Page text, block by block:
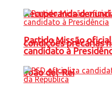
Recuperanda
condições precárias
João del-Rei
Partido Missão
candidato à